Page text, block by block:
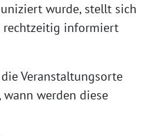
wurde, stellt sich
rechtzeitig informiert
Veranstaltungsorte
werden diese